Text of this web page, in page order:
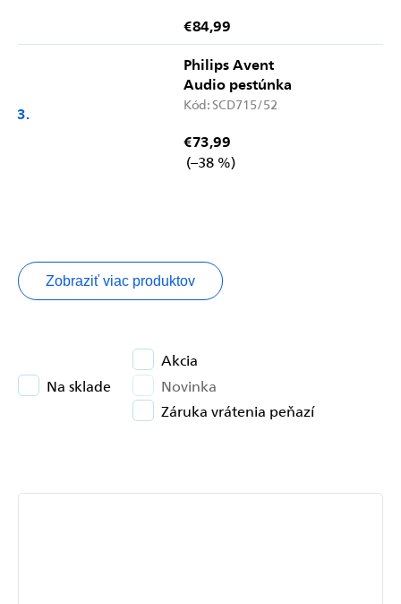
€84,99
Philips Avent
Audio pestúnka
Kód:SCD715/52
(–38 %)
€73,99
Zobraziť viac produktov
Na sklade
Akcia
Novinka
Záruka vrátenia peňazí